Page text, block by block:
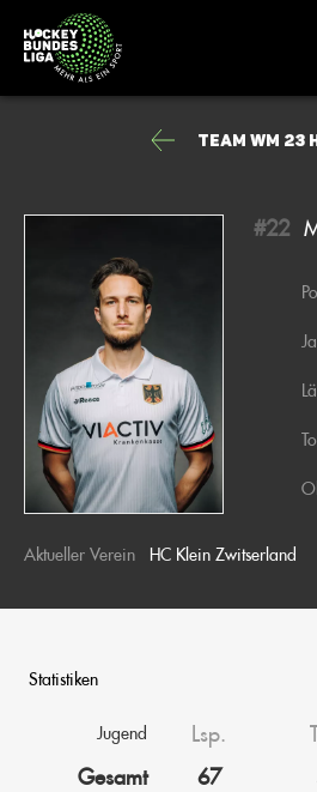
Team WM 23
#22
Aktueller Verein HC Klein Zwitserland
Statistiken
Jugend Lsp.
Gesamt
67